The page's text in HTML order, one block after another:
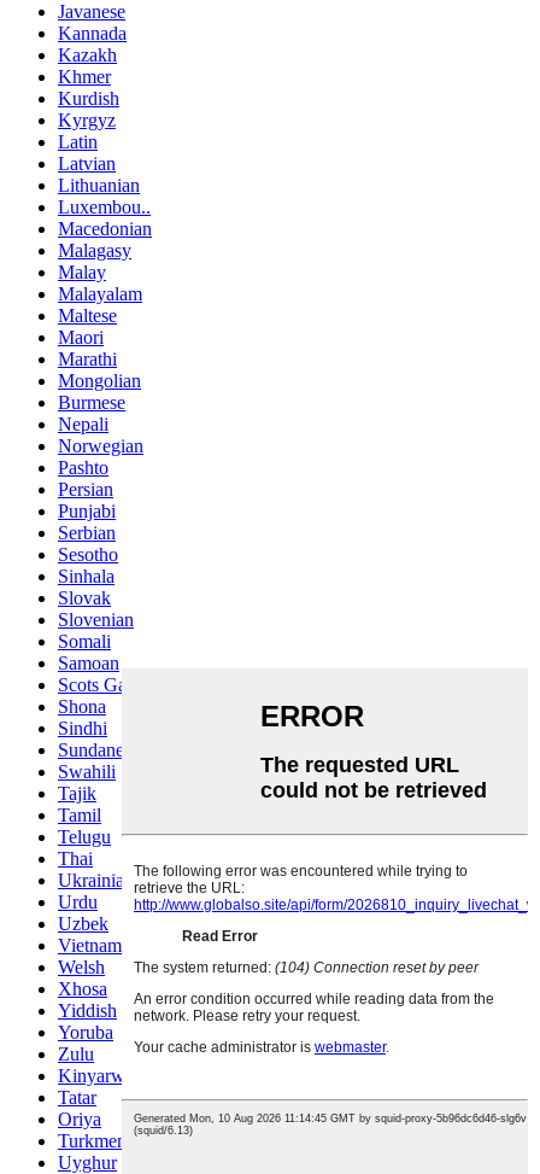
Javanese
Kannada
Kazakh
Khmer
Kurdish
Kyrgyz
Latin
Latvian
Lithuanian
Luxembou..
Macedonian
Malagasy
Malay
Malayalam
Maltese
Maori
Marathi
Mongolian
Burmese
Nepali
Norwegian
Pashto
Persian
Punjabi
Serbian
Sesotho
Sinhala
Slovak
Slovenian
Somali
Samoan
Scots Gaelic
Shona
Sindhi
Sundanese
Swahili
Tajik
Tamil
Telugu
Thai
Ukrainian
Urdu
Uzbek
Vietnamese
Welsh
Xhosa
Yiddish
Yoruba
Zulu
Kinyarwanda
Tatar
Oriya
Turkmen
Uyghur